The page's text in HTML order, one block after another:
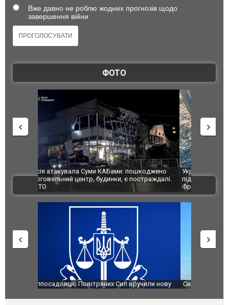
Вже давно не роблю жодних прогнозів щодо
завершення війни
ФОТО
Українські надзвичайники врятували козуленя
під час ліквідації масштабної лісової пожежі у
Франції
СБУ за
Болгарії
Сили оборони уразили Ярославський НПЗ:
атаку. ВІДЕО
Неймар